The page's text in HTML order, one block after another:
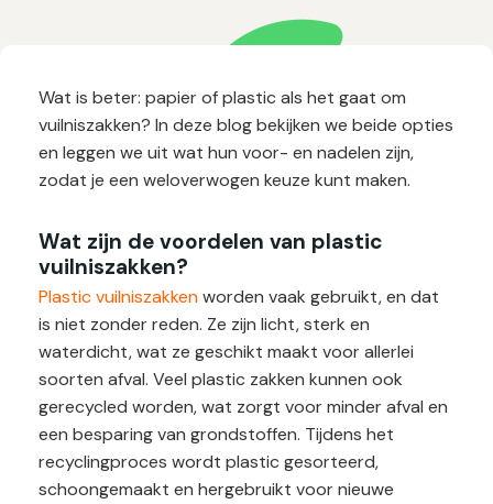
Wat is beter: papier of plastic als het gaat om
vuilniszakken? In deze blog bekijken we beide opties
en leggen we uit wat hun voor- en nadelen zijn,
zodat je een weloverwogen keuze kunt maken.
Wat zijn de voordelen van plastic
vuilniszakken?
Plastic vuilniszakkenworden vaak gebruikt, en dat
is niet zonder reden. Ze zijn licht, sterk en
waterdicht, wat ze geschikt maakt voor allerlei
soorten afval. Veel plastic zakken kunnen ook
gerecycled worden, wat zorgt voor minder afval en
een besparing van grondstoffen. Tijdens het
recyclingproces wordt plastic gesorteerd,
schoongemaakt en hergebruikt voor nieuwe